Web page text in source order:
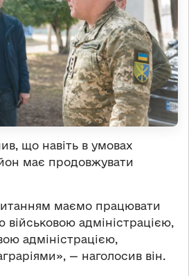
що навіть в умовах
має продовжувати
маємо працювати
військовою адміністрацією,
адміністрацією,
— наголосив він.